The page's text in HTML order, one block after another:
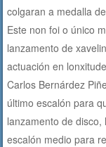
colgaran a medalla
Este non foi o único
lanzamento de
actuación en
Carlos Bernárdez
último escalón para
lanzamento de
escalón medio para